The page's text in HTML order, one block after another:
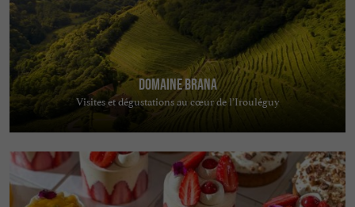
Domaine Brana
Visites et dégustations au cœur de l’Irouléguy